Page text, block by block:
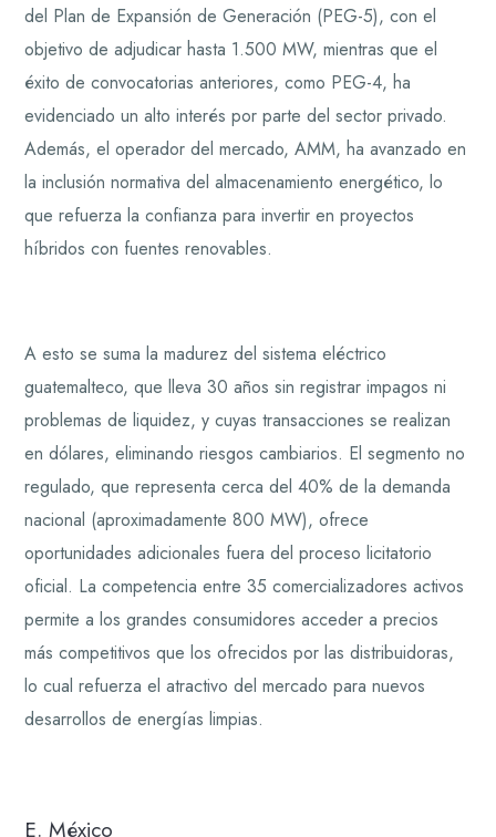
del Plan de Expansión de Generación (PEG-5), con el
objetivo de adjudicar hasta 1.500 MW, mientras que el
éxito de convocatorias anteriores, como PEG-4, ha
evidenciado un alto interés por parte del sector privado.
Además, el operador del mercado, AMM, ha avanzado en
la inclusión normativa del almacenamiento energético, lo
que refuerza la confianza para invertir en proyectos
híbridos con fuentes renovables.
A esto se suma la madurez del sistema eléctrico
guatemalteco, que lleva 30 años sin registrar impagos ni
problemas de liquidez, y cuyas transacciones se realizan
en dólares, eliminando riesgos cambiarios. El segmento no
regulado, que representa cerca del 40% de la demanda
nacional (aproximadamente 800 MW), ofrece
oportunidades adicionales fuera del proceso licitatorio
oficial. La competencia entre 35 comercializadores activos
permite a los grandes consumidores acceder a precios
más competitivos que los ofrecidos por las distribuidoras,
lo cual refuerza el atractivo del mercado para nuevos
desarrollos de energías limpias.
E. México